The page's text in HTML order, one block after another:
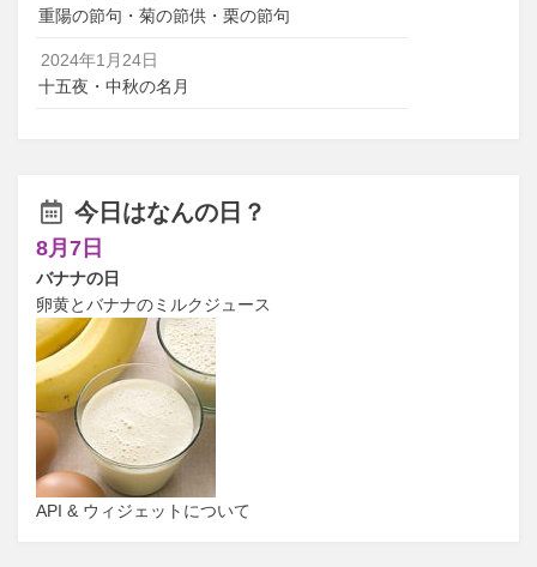
重陽の節句・菊の節供・栗の節句
2024年1月24日
十五夜・中秋の名月
今日はなんの日？
8月7日
バナナの日
卵黄とバナナのミルクジュース
API & ウィジェットについて